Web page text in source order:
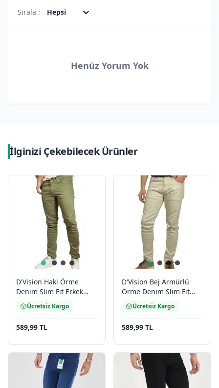
Sırala :
Hepsi
Henüz Yorum Yok
İlginizi Çekebilecek Ürünler
D'Vision Haki Örme
Denim Slim Fit Erkek
Jean M-5116
Ücretsiz Kargo
589,99 TL
D'Vision Bej Armürlü
Örme Denim Slim Fit
Erkek Jean M5116
Ücretsiz Kargo
589,99 TL